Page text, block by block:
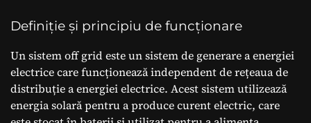
Definiție și principiu de funcționare
Un sistem off grid este un sistem de generare a energiei
electrice care funcționează independent de rețeaua de
distribuție a energiei electrice. Acest sistem utilizează
energia solară pentru a produce curent electric, care